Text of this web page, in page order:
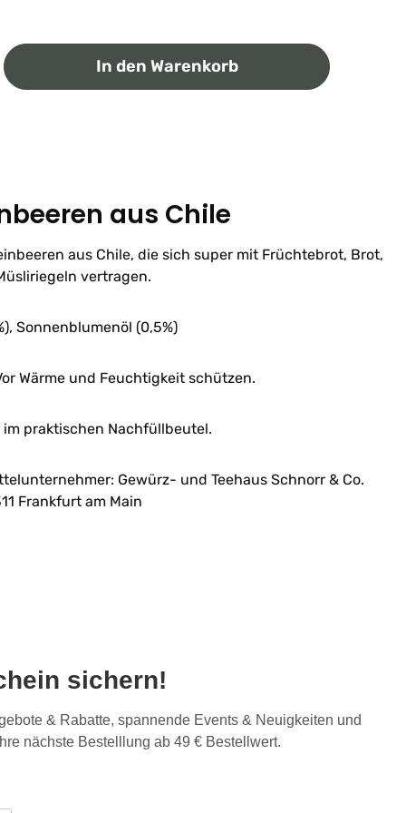
den gewünschten Wert ein oder
In den Warenkorb
aus Chile
aus Chile, die sich super mit Früchtebrot, Brot,
vertragen.
Sonnenblumenöl (0,5%)
Wärme und Feuchtigkeit schützen.
praktischen Nachfüllbeutel.
Gewürz- und Teehaus Schnorr & Co.
Frankfurt am Main
sichern!
& Rabatte, spannende Events & Neuigkeiten und
nächste Bestelllung ab 49 € Bestellwert.